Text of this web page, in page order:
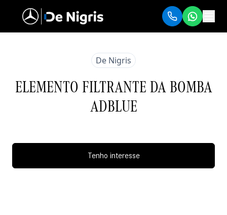
De Nigris
ELEMENTO FILTRANTE DA BOMBA
ADBLUE
Tenho interesse